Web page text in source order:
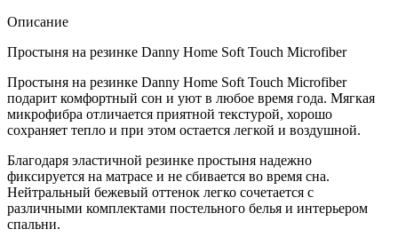
Описание
Простыня на резинке Danny Home Soft Touch Microfiber
Простыня на резинке Danny Home Soft Touch Microfiber
подарит комфортный сон и уют в любое время года. Мягкая
микрофибра отличается приятной текстурой, хорошо
сохраняет тепло и при этом остается легкой и воздушной.
Благодаря эластичной резинке простыня надежно
фиксируется на матрасе и не сбивается во время сна.
Нейтральный бежевый оттенок легко сочетается с
различными комплектами постельного белья и интерьером
спальни.